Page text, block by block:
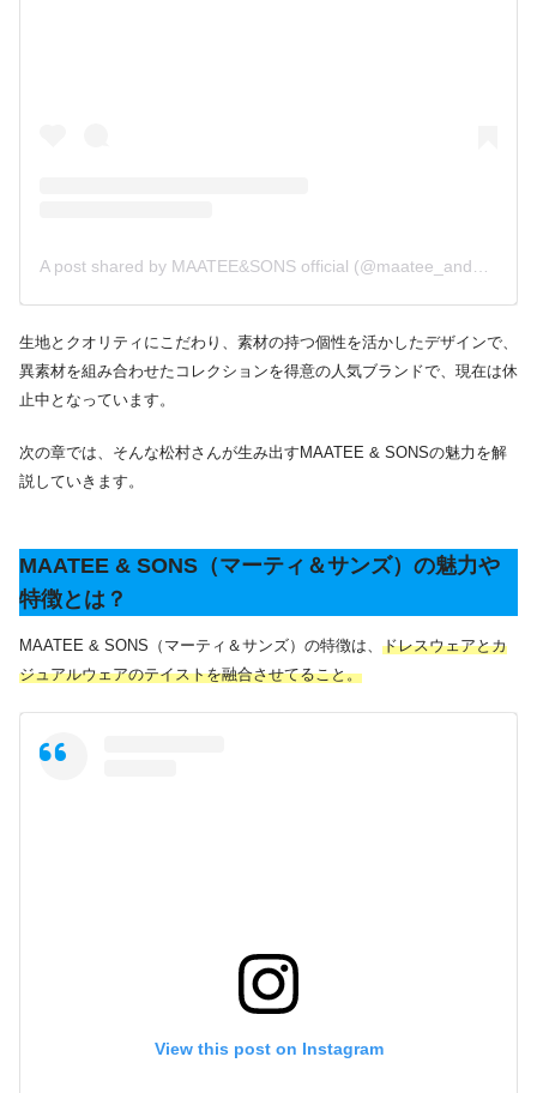
生地とクオリティにこだわり、素材の持つ個性を活かしたデザインで、
異素材を組み合わせたコレクションを得意の人気ブランドで、現在は休
止中となっています。
次の章では、そんな松村さんが生み出すMAATEE & SONSの魅力を解
説していきます。
MAATEE & SONS（マーティ＆サンズ）の魅力や
特徴とは？
MAATEE & SONS（マーティ＆サンズ）の特徴は、 ドレスウェアとカ
ジュアルウェアのテイストを融合させてること。
View this post on Instagram